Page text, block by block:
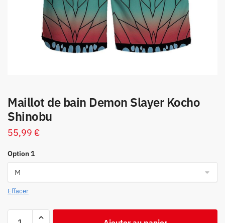
Maillot de bain Demon Slayer Kocho
Shinobu
55,99 €
Option 1
Effacer